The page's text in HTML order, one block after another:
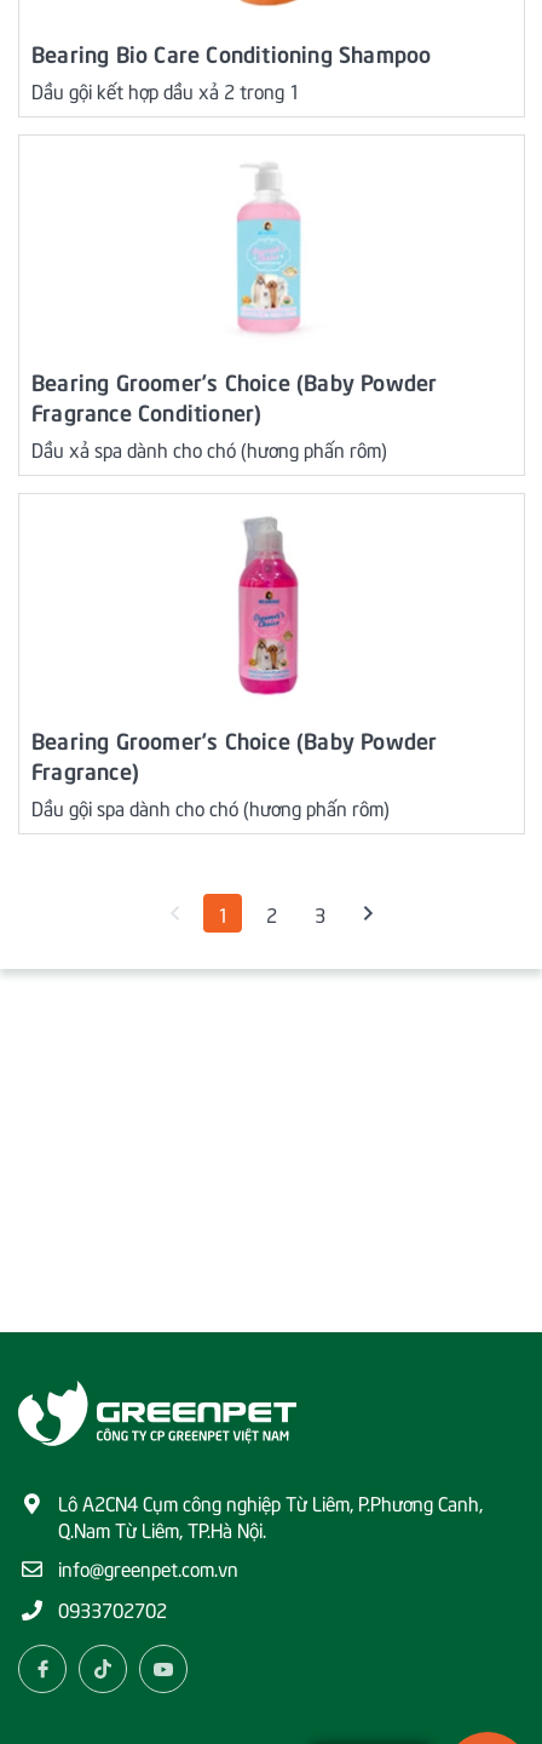
Bearing Bio Care Conditioning Shampoo
Dầu gội kết hợp dầu xả 2 trong 1
Bearing Groomer’s Choice (Baby Powder
Fragrance Conditioner)
Dầu xả spa dành cho chó (hương phấn rôm)
Bearing Groomer’s Choice (Baby Powder
Fragrance)
Dầu gội spa dành cho chó (hương phấn rôm)
1 2 3
Lô A2CN4 Cụm công nghiệp Từ Liêm, P.Phương Canh,
Q.Nam Từ Liêm, TP.Hà Nội.
info@greenpet.com.vn
0933702702